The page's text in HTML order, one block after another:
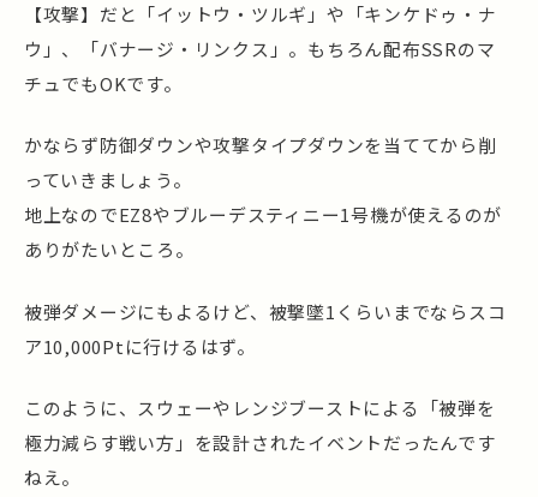
【攻撃】だと「イットウ・ツルギ」や「キンケドゥ・ナ
ウ」、「バナージ・リンクス」。もちろん配布SSRのマ
チュでもOKです。
かならず防御ダウンや攻撃タイプダウンを当ててから削
っていきましょう。
地上なのでEZ8やブルーデスティニー1号機が使えるのが
ありがたいところ。
被弾ダメージにもよるけど、被撃墜1くらいまでならスコ
ア10,000Ptに行けるはず。
このように、スウェーやレンジブーストによる「被弾を
極力減らす戦い方」を設計されたイベントだったんです
ねえ。